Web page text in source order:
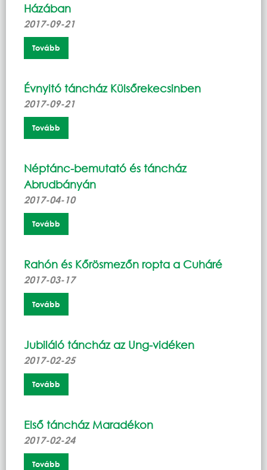
Házában
2017-09-21
Tovább
Évnyitó táncház Külsőrekecsinben
2017-09-21
Tovább
Néptánc-bemutató és táncház
Abrudbányán
2017-04-10
Tovább
Rahón és Kőrösmezőn ropta a Cuháré
2017-03-17
Tovább
Jubiláló táncház az Ung-vidéken
2017-02-25
Tovább
Első táncház Maradékon
2017-02-24
Tovább